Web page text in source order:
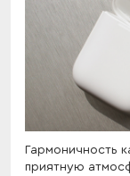
Гармоничность
приятную